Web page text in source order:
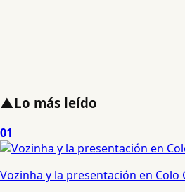
▲Lo más leído
01
Vozinha y la presentación en